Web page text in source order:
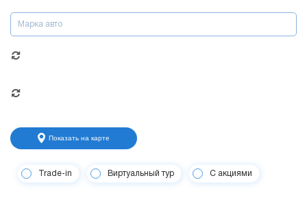
Марка авто
Показать на карте
Trade-in Виртуальный тур С акциями